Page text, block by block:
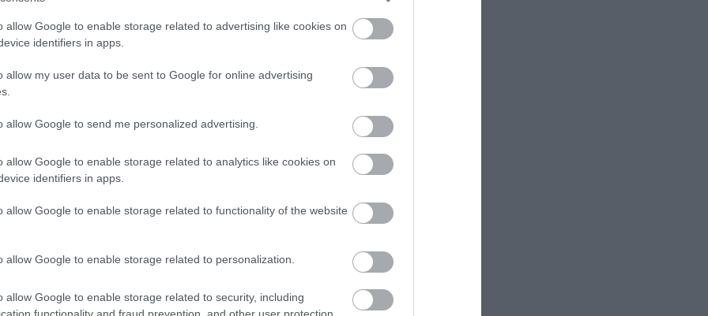
allow Google to enable storage related to advertising like cookies on
identifiers in apps.
allow my user data to be sent to Google for online advertising
allow Google to send me personalized advertising.
allow Google to enable storage related to analytics like cookies on
identifiers in apps.
allow Google to enable storage related to functionality of the website
allow Google to enable storage related to personalization.
allow Google to enable storage related to security, including
functionality and fraud prevention, and other user protection.